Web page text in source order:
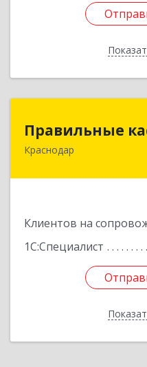
Правильные
Краснодар
Клиентов на
1С:Специалист
350075,